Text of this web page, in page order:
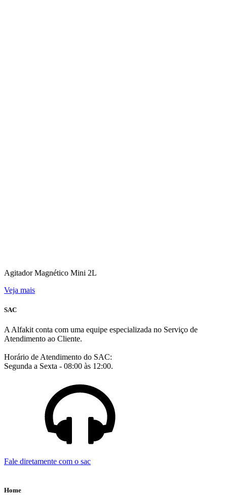
Agitador Magnético Mini 2L
Veja mais
SAC
A Alfakit conta com uma equipe especializada no Serviço de
Atendimento ao Cliente.
Horário de Atendimento do SAC:
Segunda a Sexta - 08:00 às 12:00.
Fale diretamente com o sac
Home